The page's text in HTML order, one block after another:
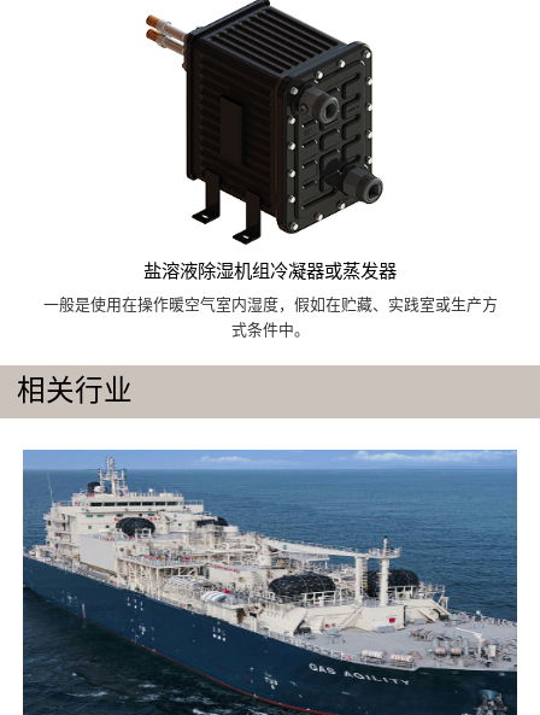
盐溶液除湿机组冷凝器或蒸发器
一般是使用在操作暖空气室内湿度，假如在贮藏、实践室或生产方
式条件中。
相关行业